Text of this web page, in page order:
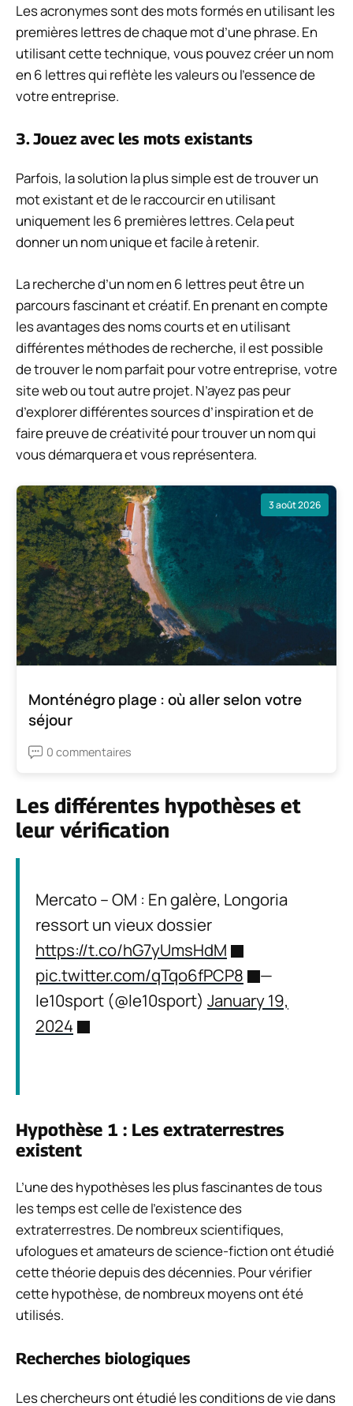
Les acronymes sont des mots formés en utilisant les
premières lettres de chaque mot d’une phrase. En
utilisant cette technique, vous pouvez créer un nom
en 6 lettres qui reflète les valeurs ou l’essence de
votre entreprise.
3. Jouez avec les mots existants
Parfois, la solution la plus simple est de trouver un
mot existant et de le raccourcir en utilisant
uniquement les 6 premières lettres. Cela peut
donner un nom unique et facile à retenir.
La recherche d’un nom en 6 lettres peut être un
parcours fascinant et créatif. En prenant en compte
les avantages des noms courts et en utilisant
différentes méthodes de recherche, il est possible
de trouver le nom parfait pour votre entreprise, votre
site web ou tout autre projet. N’ayez pas peur
d’explorer différentes sources d’inspiration et de
faire preuve de créativité pour trouver un nom qui
vous démarquera et vous représentera.
3 août 2026
Monténégro plage : où aller selon votre
séjour
0 commentaires
Les différentes hypothèses et
leur vérification
Mercato – OM : En galère, Longoria
ressort un vieux dossier
https://t.co/hG7yUmsHdM
pic.twitter.com/qTqo6fPCP8
—
le10sport (@le10sport) January 19,
2024
Hypothèse 1 : Les extraterrestres
existent
L’une des hypothèses les plus fascinantes de tous
les temps est celle de l’existence des
extraterrestres. De nombreux scientifiques,
ufologues et amateurs de science-fiction ont étudié
cette théorie depuis des décennies. Pour vérifier
cette hypothèse, de nombreux moyens ont été
utilisés.
Recherches biologiques
Les chercheurs ont étudié les conditions de vie dans